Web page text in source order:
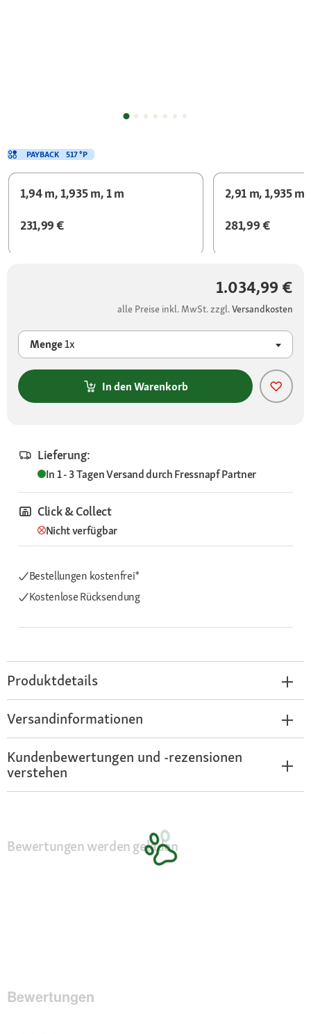
1,94 m, 1,935 m, 1 m
231,99 €
2,91 m, 1,935 m,
281,99 €
1.034,99 €
alle Preise inkl. MwSt. zzgl.Versandkosten
Menge1x
In den Warenkorb
Lieferung:
In 1 - 3 TagenVersand durchFressnapf Partner
Click & Collect
Nicht verfügbar
Bestellungen kostenfrei*
Kostenlose Rücksendung
PAYBACK 517 °P
Produktdetails
Versandinformationen
Kundenbewertungen und -rezensionen
verstehen
Bewertungen werden geladen
Bewertungen